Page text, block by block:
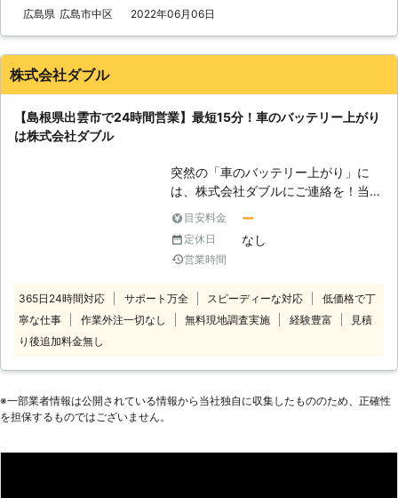
バッテリー内の電気を利用して動きだ
って動かなくなってしまいます。
できます 車のバッテリーが上がって
しまったことに気づくのは、車を運転
しようとしたけれどうんともすんとも
動かないときです。実際に運転をしよ
うとしたその瞬間に気が付くので、時
う。 そんなときこそ、弊社「株式会
社クイックキャット」の出番です！弊
社は、24時間365日対応していま
けることができるのです。 また最短
らせることが可能です。お客様がすぐ
広島県 広島市中区 2022年06月06日
株式会社ダブル
【島根県出雲市で24時間営業】最短15分！車のバッテリー上がり
は株式会社ダブル
突然の「車のバッテリー上がり」に
は、株式会社ダブルにご連絡を！当店
は島根県出雲市に拠点を置き、24時
間365日営業で近郊エリアのバッテリ
ー上がりの復旧に駆けつけています。
出雲市内の中心街なら最短15分で駆
お客様も、まずはお気軽に当店にご連
絡ください。 <中心街までは最短15
ら、エンジンがかからなくなった ・
しばらく運転してない車のエンジンが
リーが上がる原因で多いのは「電装品
目安料金 ー
定休日 なし
営業時間
365日24時間対応 サポート万全 スピーディーな対応
低価格で丁
寧な仕事
作業外注一切なし 無料現地調査実施 経験豊富
見積
り後追加料金無し
※⼀部業者情報は公開されている情報から当社独⾃に収集したもののため、正確性
を担保するものではございません。